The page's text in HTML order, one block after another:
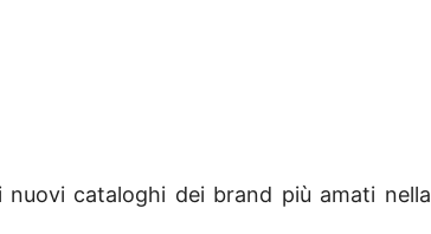
cataloghi dei brand più amati nella